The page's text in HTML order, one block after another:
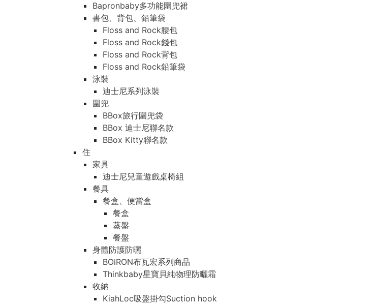
Bapronbaby多功能圍兜裙
書包、背包、鉛筆袋
Floss and Rock腰包
Floss and Rock錢包
Floss and Rock背包
Floss and Rock鉛筆袋
泳裝
迪士尼系列泳裝
圍兜
BBox旅行圍兜袋
BBox 迪士尼聯名款
BBox Kitty聯名款
住
家具
迪士尼兒童遊戲桌椅組
餐具
餐盒、便當盒
餐盒
蒸盤
餐盤
身體防護防曬
BOiRON布瓦宏系列商品
Thinkbaby星寶貝純物理防曬霜
收納
KiahLoc吸盤掛勾Suction hook